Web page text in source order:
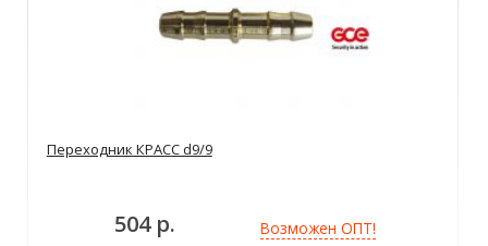
Переходник КРАСС d9/9
504 р. Возможен ОПТ!